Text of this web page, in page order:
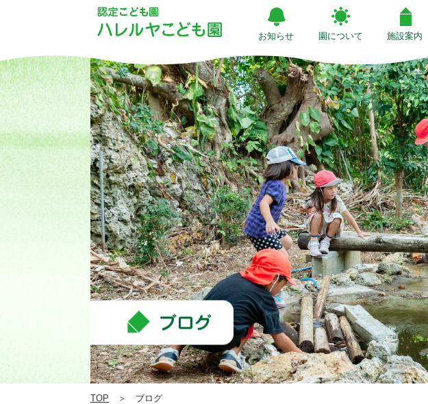
グ Page
5
|
ハ
レ
ル
ヤ
こ
ど
も
園
お知らせ 園について 施設案内
TOP ＞ ブログ